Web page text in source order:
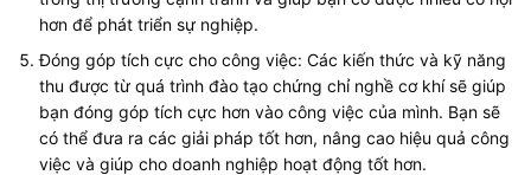
hơn để phát triển sự nghiệp.
Đóng góp tích cực cho công việc: Các kiến thức và kỹ năng
thu được từ quá trình đào tạo chứng chỉ nghề cơ khí sẽ giúp
bạn đóng góp tích cực hơn vào công việc của mình. Bạn sẽ
có thể đưa ra các giải pháp tốt hơn, nâng cao hiệu quả công
việc và giúp cho doanh nghiệp hoạt động tốt hơn.